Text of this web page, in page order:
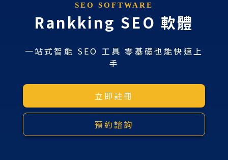
SEO SOFTWARE
Rankking SEO 軟體
一站式智能 SEO 工具 零基礎也能快速上
手
立即註冊
預約諮詢